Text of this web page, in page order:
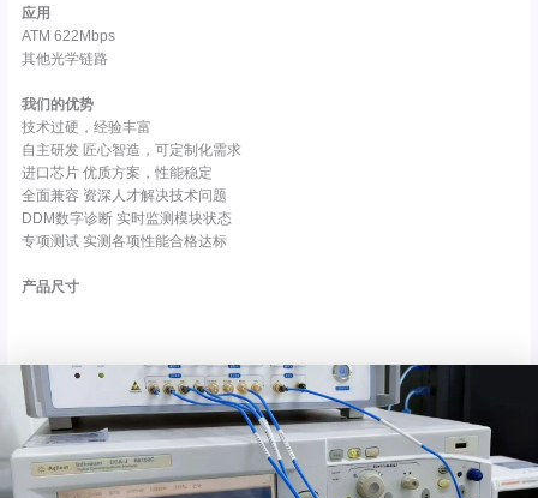
应用
ATM 622Mbps
其他光学链路
我们的优势
技术过硬，经验丰富
自主研发 匠心智造，可定制化需求
进口芯片 优质方案，性能稳定
全面兼容 资深人才解决技术问题
DDM数字诊断 实时监测模块状态
专项测试 实测各项性能合格达标
产品尺寸